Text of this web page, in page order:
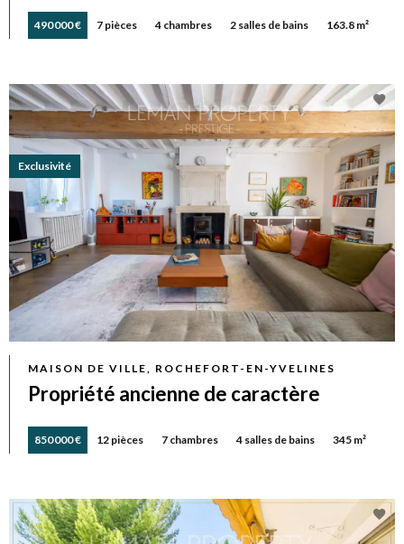
490 000 € 7 pièces 4 chambres 2 salles de bains 163.8 m²
MAISON DE VILLE, ROCHEFORT-EN-YVELINES
Propriété ancienne de caractère
850 000 € 12 pièces 7 chambres 4 salles de bains 345 m²
Exclusivité